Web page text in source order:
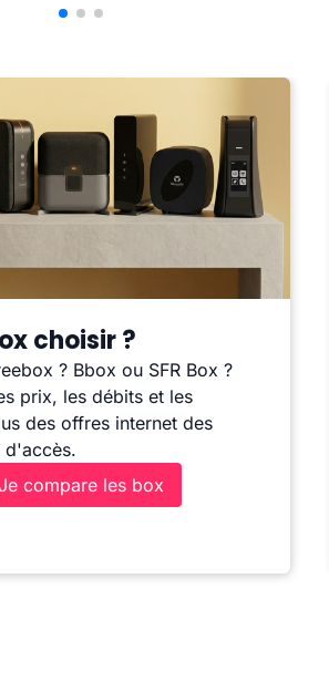
choisir ?
? Bbox ou SFR Box ?
prix, les débits et les
des offres internet des
d'accès.
compare les box